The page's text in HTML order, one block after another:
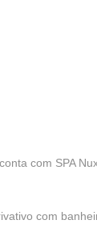
conta com SPA
com